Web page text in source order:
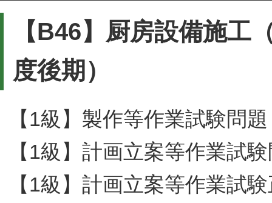
【B46】厨房設備施工
度後期）
【1級】製作等作業試験問題
【1級】計画立案等作業試
【1級】計画立案等作業試